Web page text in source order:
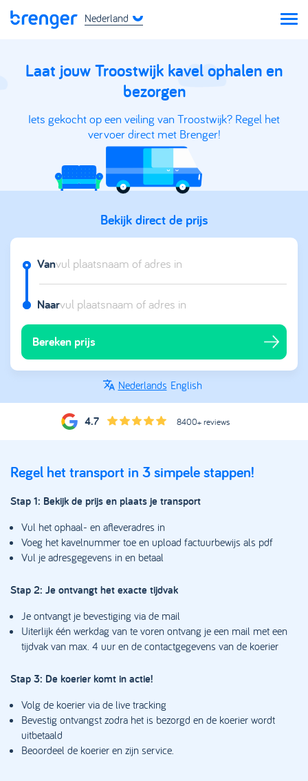
Nederland
Laat jouw Troostwijk kavel ophalen en
bezorgen
Iets gekocht op een veiling van Troostwijk? Regel het
vervoer direct met Brenger!
Bekijk direct de prijs
Van
Naar
Bereken prijs
Nederlands English
4.7 8400+ reviews
Regel het transport in 3 simpele stappen!
Stap 1: Bekijk de prijs en plaats je transport
Vul het ophaal- en afleveradres in
Voeg het kavelnummer toe en upload factuurbewijs als pdf
Vul je adresgegevens in en betaal
Stap 2: Je ontvangt het exacte tijdvak
Je ontvangt je bevestiging via de mail
Uiterlijk één werkdag van te voren ontvang je een mail met een
tijdvak van max. 4 uur en de contactgegevens van de koerier
Stap 3: De koerier komt in actie!
Volg de koerier via de live tracking
Bevestig ontvangst zodra het is bezorgd en de koerier wordt
uitbetaald
Beoordeel de koerier en zijn service.